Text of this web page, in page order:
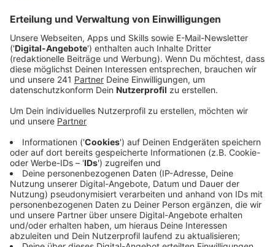
Zuletzt im Fußball-Stadion: in der Stehplatz-Kurve
verfing sich eine Taube im Hinter-Tor-Netz, dem
großflächigen Fang-Netz zwischen Tor und Tribüne.
Ein wenig verhängnisvoll für die arme Taube. Das
possierliche Federvieh verirrte sich jedenfalls oberhalb
der Tribüne, wurde dort von den Anwesenden bereits
interessiert beobachtet, ohne dass sie der Taube
irgendwie dabei behilflich sein konnten, den Weg aus
der Beton-Schüssel hinauszufinden. Stattdessen
entschied sie sich zur Flucht nach vorne. Und landete
entsprechend im Fang-Netz. Erst mit den Klauen, dann